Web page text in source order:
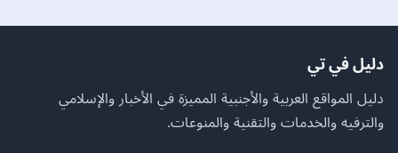
دليل في تي
دليل المواقع العربية والأجنبية المميزة في الأخبار والإسلامي
والترفيه والخدمات والتقنية والمنوعات.